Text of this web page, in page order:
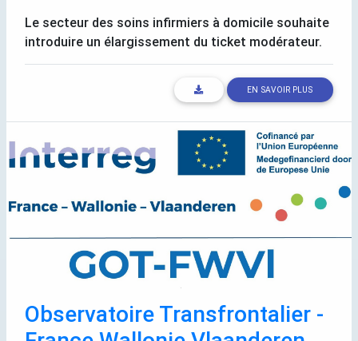
Le secteur des soins infirmiers à domicile souhaite
introduire un élargissement du ticket modérateur.
EN SAVOIR PLUS
Observatoire Transfrontalier -